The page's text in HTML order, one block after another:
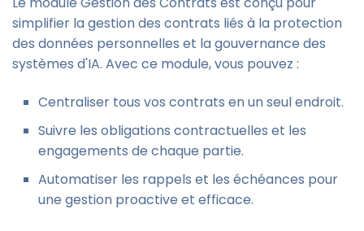
simplifier la gestion des contrats liés à la protection
des données personnelles et la gouvernance des
systèmes d'IA. Avec ce module, vous pouvez :
Centraliser tous vos contrats en un seul endroit.
Suivre les obligations contractuelles et les
engagements de chaque partie.
Automatiser les rappels et les échéances pour
une gestion proactive et efficace.